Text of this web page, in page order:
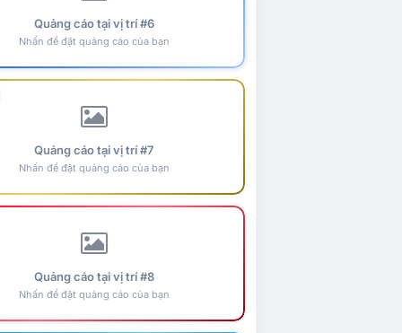
Quảng cáo tại vị trí #6
Nhấn để đặt quảng cáo của bạn
Quảng cáo tại vị trí #7
Nhấn để đặt quảng cáo của bạn
Quảng cáo tại vị trí #8
Nhấn để đặt quảng cáo của bạn